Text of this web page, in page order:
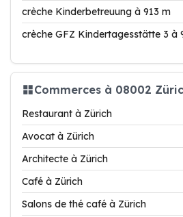
crèche Kinderbetreuung à 913 m
crèche GFZ Kindertagesstätte 3 à
Commerces à 08002
Restaurant à Zürich
Avocat à Zürich
Architecte à Zürich
Café à Zürich
Salons de thé café à Zürich